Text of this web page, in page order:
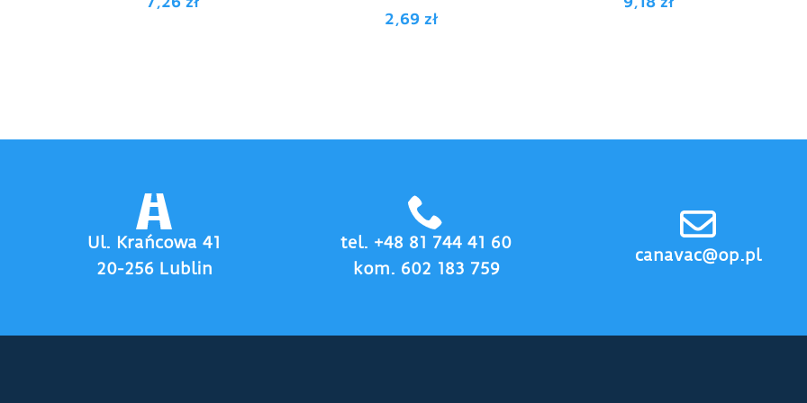
2,69 zł
Ul. Krańcowa 41
20-256 Lublin
tel. +48 81 744 41 60
kom. 602 183 759
canavac@op.pl